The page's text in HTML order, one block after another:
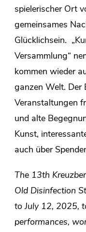
spielerischer Ort
gemeinsames
Glücklichsein.
Versammlung“
kommen wieder
ganzen Welt. Der
Veranstaltungen
und alte
Kunst,
auch über
The 13th
Old Disinfection
to July 12, 2025,
performances,